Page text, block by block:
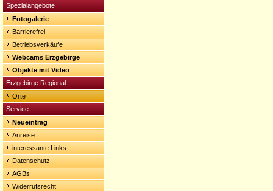
Spezialangebote
Fotogalerie
Barrierefrei
Betriebsverkäufe
Webcams Erzgebirge
Objekte mit Video
Erzgebirge Regional
Orte
Service
Neueintrag
Anreise
interessante Links
Datenschutz
AGBs
Widerrufsrecht